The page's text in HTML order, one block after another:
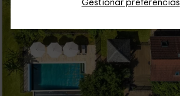
Gestionar preferencias